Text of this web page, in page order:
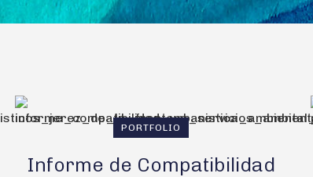
PORTFOLIO
Informe de Compatibilidad